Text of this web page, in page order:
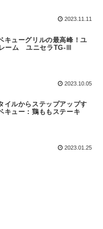
2023.11.11
キューグリルの最高峰！ユ
ーム ユニセラTG-Ⅲ
2023.10.05
イルからステップアップす
キュー：鶏ももステーキ
2023.01.25